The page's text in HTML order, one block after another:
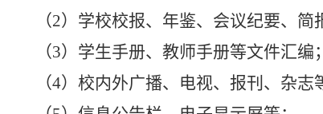
（2）学校校报、年鉴、会议纪要、简
（3）学生手册、教师手册等文件汇编；
（4）校内外广播、电视、报刊、杂志